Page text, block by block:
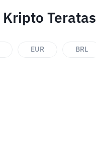
Kripto Teratas
EUR BRL